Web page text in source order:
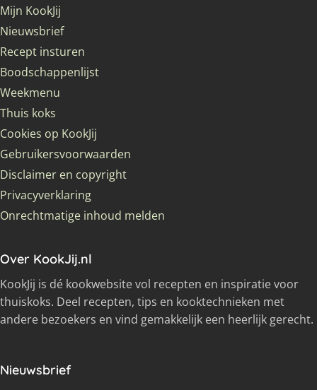
Mijn KookJij
Nieuwsbrief
Recept insturen
Boodschappenlijst
Weekmenu
Thuis koks
Cookies op KookJij
Gebruikersvoorwaarden
Disclaimer en copyright
Privacyverklaring
Onrechtmatige inhoud melden
Over KookJij.nl
KookJij is dé kookwebsite vol recepten en inspiratie voor
thuiskoks. Deel recepten, tips en kooktechnieken met
andere bezoekers en vind gemakkelijk een heerlijk gerecht.
Nieuwsbrief